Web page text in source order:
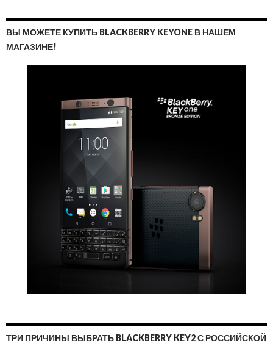
ВЫ МОЖЕТЕ КУПИТЬ BLACKBERRY KEYONE В НАШЕМ
МАГАЗИНЕ!
ТРИ ПРИЧИНЫ ВЫБРАТЬ BLACKBERRY KEY2 С РОССИЙСКОЙ